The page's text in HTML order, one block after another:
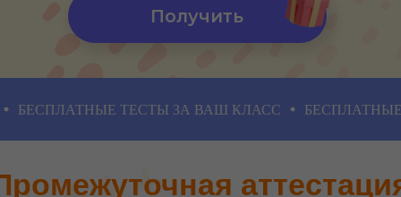
ТЕСТЫ ЗА ВАШ КЛАСС БЕСПЛАТНЫЕ
Бесплатно попробовать